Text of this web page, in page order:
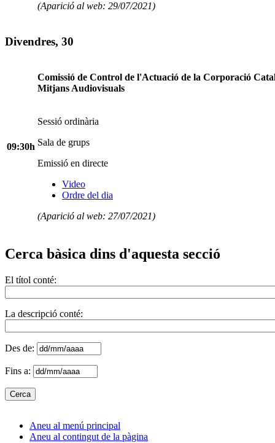
(Aparició al web: 29/07/2021)
Divendres, 30
09:30h
Comissió de Control de l'Actuació de la Corporació
Mitjans Audiovisuals
Sessió ordinària
Sala de grups
Emissió en directe
Video
Ordre del dia
(Aparició al web: 27/07/2021)
Cerca bàsica dins d'aquesta secció
El títol conté:
La descripció conté:
Des de:
Fins a:
Aneu al menú principal
Aneu al contingut de la pàgina